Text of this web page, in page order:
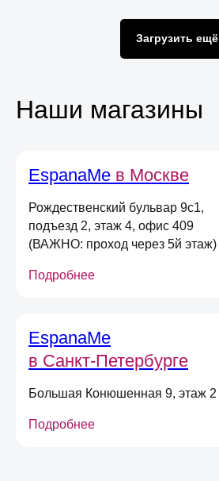
Загрузить ещё
Наши магазины
EspanaMe в Москве
Рождественский бульвар 9с1,
подъезд 2, этаж 4, офис 409
(ВАЖНО: проход через 5й этаж)
Подробнее
EspanaMe
в Санкт-Петербурге
Большая Конюшенная 9, этаж 2
Подробнее
на первый онлайн заказ
долями или сертификатом
информационных и маркетинговых
рассылок
данных в соответствии
сУсловиями договора оферты
Отправить
вас по любому вопросу